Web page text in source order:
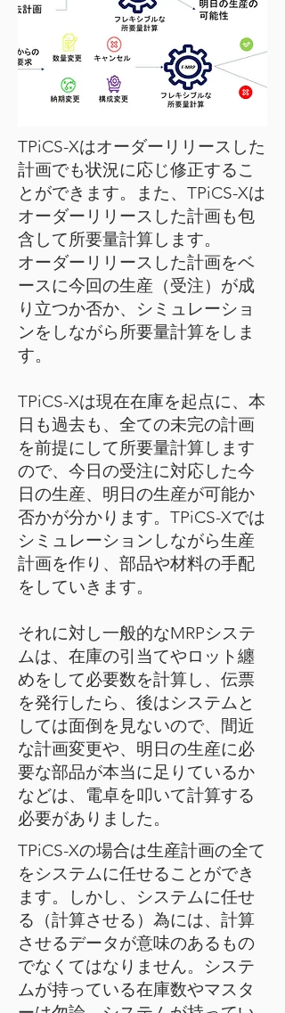
TPiCS-Xはオーダーリリースした
計画でも状況に応じ修正するこ
とができます。また、TPiCS-Xは
オーダーリリースした計画も包
含して所要量計算します。
オーダーリリースした計画をベ
ースに今回の生産（受注）が成
り立つか否か、シミュレーショ
ンをしながら所要量計算をしま
す。
TPiCS-Xは現在在庫を起点に、本
日も過去も、全ての未完の計画
を前提にして所要量計算します
ので、今日の受注に対応した今
日の生産、明日の生産が可能か
否かが分かります。TPiCS-Xでは
シミュレーションしながら生産
計画を作り、部品や材料の手配
をしていきます。
それに対し一般的なMRPシステ
ムは、在庫の引当てやロット纏
めをして必要数を計算し、伝票
を発行したら、後はシステムと
しては面倒を見ないので、間近
な計画変更や、明日の生産に必
要な部品が本当に足りているか
などは、電卓を叩いて計算する
必要がありました。
TPiCS-Xの場合は生産計画の全て
をシステムに任せることができ
ます。しかし、システムに任せ
る（計算させる）為には、計算
させるデータが意味のあるもの
でなくてはなりません。システ
ムが持っている在庫数やマスタ